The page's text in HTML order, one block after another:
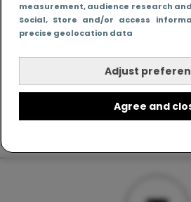
measurement, audience research
Social, Store and/or access
precise geolocation data
Adjust
Agree and